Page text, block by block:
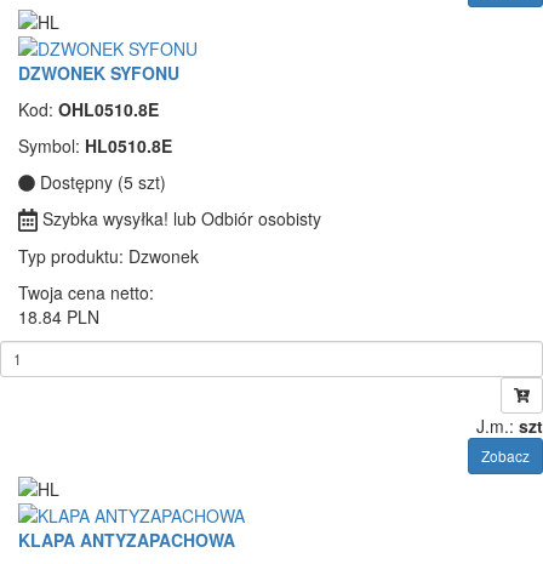
DZWONEK SYFONU
Kod: OHL0510.8E
Symbol: HL0510.8E
Dostępny (5 szt)
Szybka wysyłka! lub Odbiór osobisty
Typ produktu: Dzwonek
Twoja cena netto:
18.84 PLN
J.m.: szt
Zobacz
KLAPA ANTYZAPACHOWA